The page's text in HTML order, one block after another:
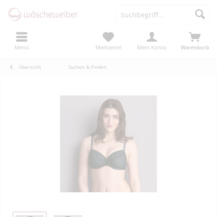
Menü Warenkorb
Merkzettel Mein Konto
Übersicht Suchen & Finden